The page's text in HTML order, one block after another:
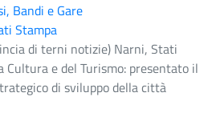
Bandi e Gare
Stampa
di terni notizie) Narni, Stati
Cultura e del Turismo: presentato il
di sviluppo della città